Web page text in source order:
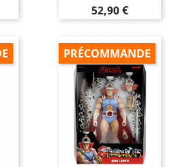
Prix
52,90 €
PRÉCOMMANDE